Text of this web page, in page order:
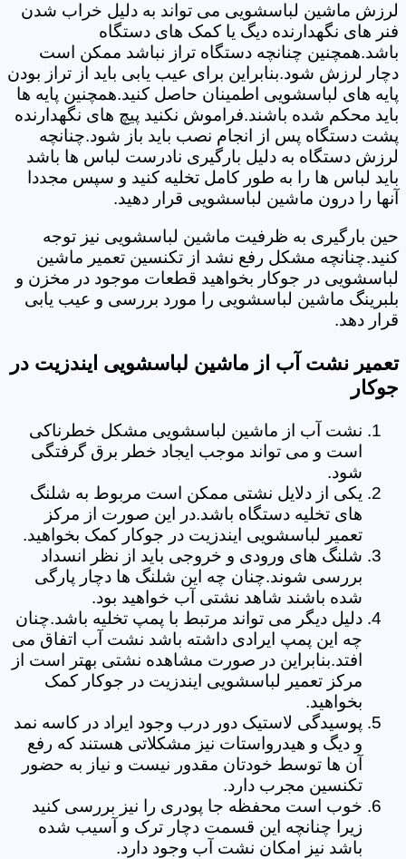
لرزش ماشین لباسشویی می تواند به دلیل خراب شدن
فنر های نگهدارنده دیگ یا کمک های دستگاه
باشد.همچنین چنانچه دستگاه تراز نباشد ممکن است
دچار لرزش شود.بنابراین برای عیب یابی باید از تراز بودن
پایه های لباسشویی اطمینان حاصل کنید.همچنین پایه ها
باید محکم شده باشند.فراموش نکنید پیچ های نگهدارنده
پشت دستگاه پس از انجام نصب باید باز شود.چنانچه
لرزش دستگاه به دلیل بارگیری نادرست لباس ها باشد
باید لباس ها را به طور کامل تخلیه کنید و سپس مجددا
آنها را درون ماشین لباسشویی قرار دهید.
حین بارگیری به ظرفیت ماشین لباسشویی نیز توجه
کنید.چنانچه مشکل رفع نشد از تکنسین تعمیر ماشین
لباسشویی در جوکار بخواهید قطعات موجود در مخزن و
بلبرینگ ماشین لباسشویی را مورد بررسی و عیب یابی
قرار دهد.
تعمیر نشت آب از ماشین لباسشویی ایندزیت در
جوکار
نشت آب از ماشین لباسشویی مشکل خطرناکی
است و می تواند موجب ایجاد خطر برق گرفتگی
شود.
یکی از دلایل نشتی ممکن است مربوط به شلنگ
های تخلیه دستگاه باشد.در این صورت از مرکز
تعمیر لباسشویی ایندزیت در جوکار کمک بخواهید.
شلنگ های ورودی و خروجی باید از نظر انسداد
بررسی شوند.چنان چه این شلنگ ها دچار پارگی
شده باشند شاهد نشتی آب خواهید بود.
دلیل دیگر می تواند مرتبط با پمپ تخلیه باشد.چنان
چه این پمپ ایرادی داشته باشد نشت آب اتفاق می
افتد.بنابراین در صورت مشاهده نشتی بهتر است از
مرکز تعمیر لباسشویی ایندزیت در جوکار کمک
بخواهید.
پوسیدگی لاستیک دور درب وجود ایراد در کاسه نمد
و دیگ و هیدرواستات نیز مشکلاتی هستند که رفع
آن ها توسط خودتان مقدور نیست و نیاز به حضور
تکنسین مجرب دارد.
خوب است محفظه جا پودری را نیز بررسی کنید
زیرا چنانچه این قسمت دچار ترک و آسیب شده
باشد نیز امکان نشت آب وجود دارد.